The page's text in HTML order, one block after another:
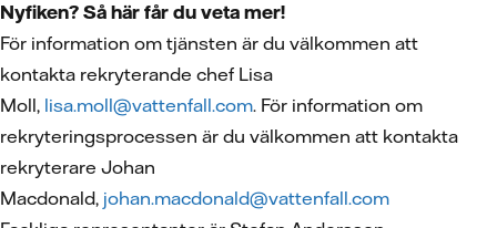
Nyfiken? Så här får du veta mer!
För information om tjänsten är du välkommen att
kontakta rekryterande chef Lisa
Moll, lisa.moll@vattenfall.com. För information om
rekryteringsprocessen är du välkommen att kontakta
rekryterare Johan
Macdonald, johan.macdonald@vattenfall.com